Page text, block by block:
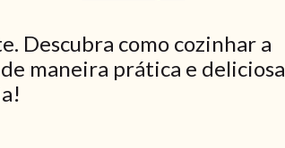
Descubra como cozinhar a
maneira prática e deliciosa